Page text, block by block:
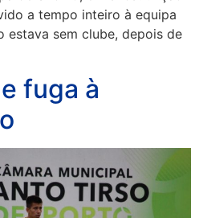
a tempo inteiro à equipa
estava sem clube, depois de
fuga à